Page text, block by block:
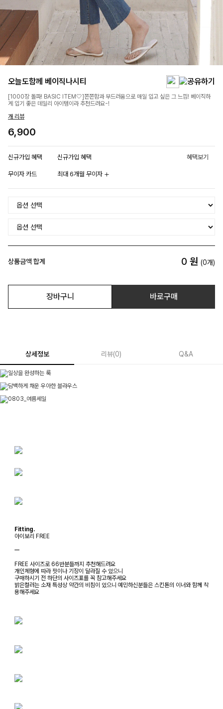
오늘도함께 베이직나시티
[1000장 돌파! BASIC ITEM🤍]쫀쫀함과 부드러움으로 매일 입고 싶은 그 느낌! 베이직하
게 입기 좋은 데일리 아이템이라 추천드려요-!
개 리뷰
6,900
신규가입 혜택 신규가입 혜택 혜택보기
무이자 카드 최대 6개월 무이자
상품금액 합계 0 원 (0개)
장바구니 바로구매
상세정보 리뷰(0) Q&A
Fitting.
아이보리 FREE
ㅡ
FREE 사이즈로 66반분들까지 추천해드려요
개인체형에 따라 핏이나 기장이 달라질 수 있으니
구매하시기 전 하단의 사이즈표를 꼭 참고해주세요
밝은컬러는 소재 특성상 약간의 비침이 있으니 예민하신분들은 스킨톤의 이너와 함께 착
용해주세요